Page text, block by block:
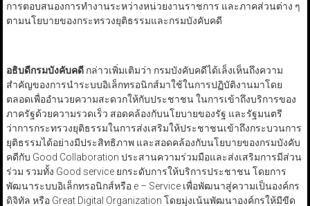
การตอบสนองการทำงานระหว่างหน่วยงานราชการ และภาคส่วนต่าง ๆ
ตามนโยบายของกระทรวงยุติธรรมและกรมบังคับคดี
อธิบดีกรมบังคับคดีกล่าวเพิ่มเติมว่า กรมบังคับคดีได้เล็งเห็นถึงความ
สำคัญของการนำระบบอิเล็กทรอนิกส์มาใช้ในการปฏิบัติงานมาโดย
ตลอดเพื่ออำนวยความสะดวกให้กับประชาชน ในการเข้าถึงบริการของ
ภาครัฐด้วยความรวดเร็ว สอดคล้องกับนโยบายของรัฐ และรัฐมนตรี
ว่าการกระทรวงยุติธรรมในการส่งเสริมให้ประชาชนเข้าถึงกระบวนการ
ยุติธรรมได้อย่างมีประสิทธิภาพ และสอดคล้องกับนโยบายของกรมบังคับ
คดีกับ Good Collaboration ประสานความร่วมมือและส่งเสริมการมีส่วน
ร่วม รวมทั้ง Good service ยกระดับการให้บริการประชาชน โดยการ
พัฒนาระบบอิเล็กทรอนิกส์หรือ e – Service เพื่อพัฒนาสู่ความเป็นองค์กร
ดิจิทัล หรือ Great Digital Organization โดยมุ่งเน้นพัฒนาองค์กรให้มีขีด